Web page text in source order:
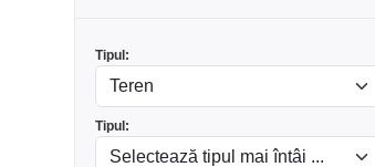
Tipul:
Tipul: